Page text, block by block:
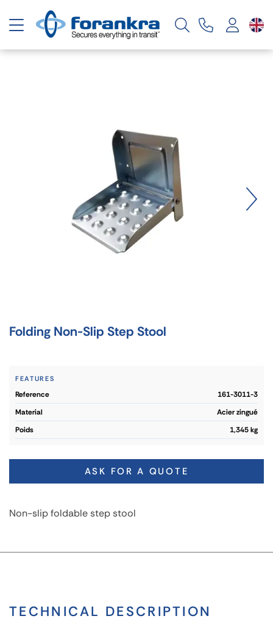
Toggle navigation
Folding Non-Slip Step Stool
FEATURES
reference
161-3011-3
material
Acier zingué
poids
1,345 kg
ASK FOR A QUOTE
Non-slip foldable step stool
TECHNICAL DESCRIPTION